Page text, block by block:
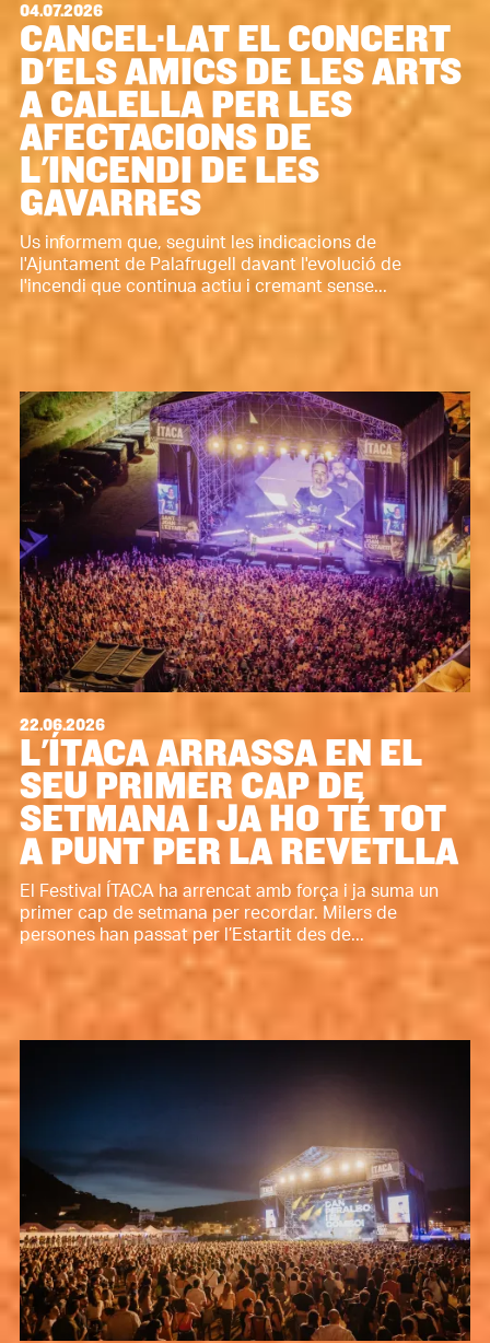
04.07.2026
CANCEL·LAT EL CONCERT
D'ELS AMICS DE LES ARTS
A CALELLA PER LES
AFECTACIONS DE
L'INCENDI DE LES
GAVARRES
Us informem que, seguint les indicacions de
l'Ajuntament de Palafrugell davant l'evolució de
l'incendi que continua actiu i cremant sense...
22.06.2026
L'ÍTACA ARRASSA EN EL
SEU PRIMER CAP DE
SETMANA I JA HO TÉ TOT
A PUNT PER LA REVETLLA
El Festival ÍTACA ha arrencat amb força i ja suma un
primer cap de setmana per recordar. Milers de
persones han passat per l’Estartit des de...